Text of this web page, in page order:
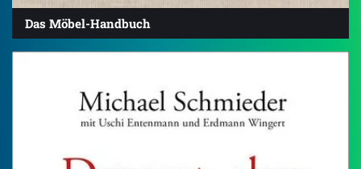
Das Möbel-Handbuch